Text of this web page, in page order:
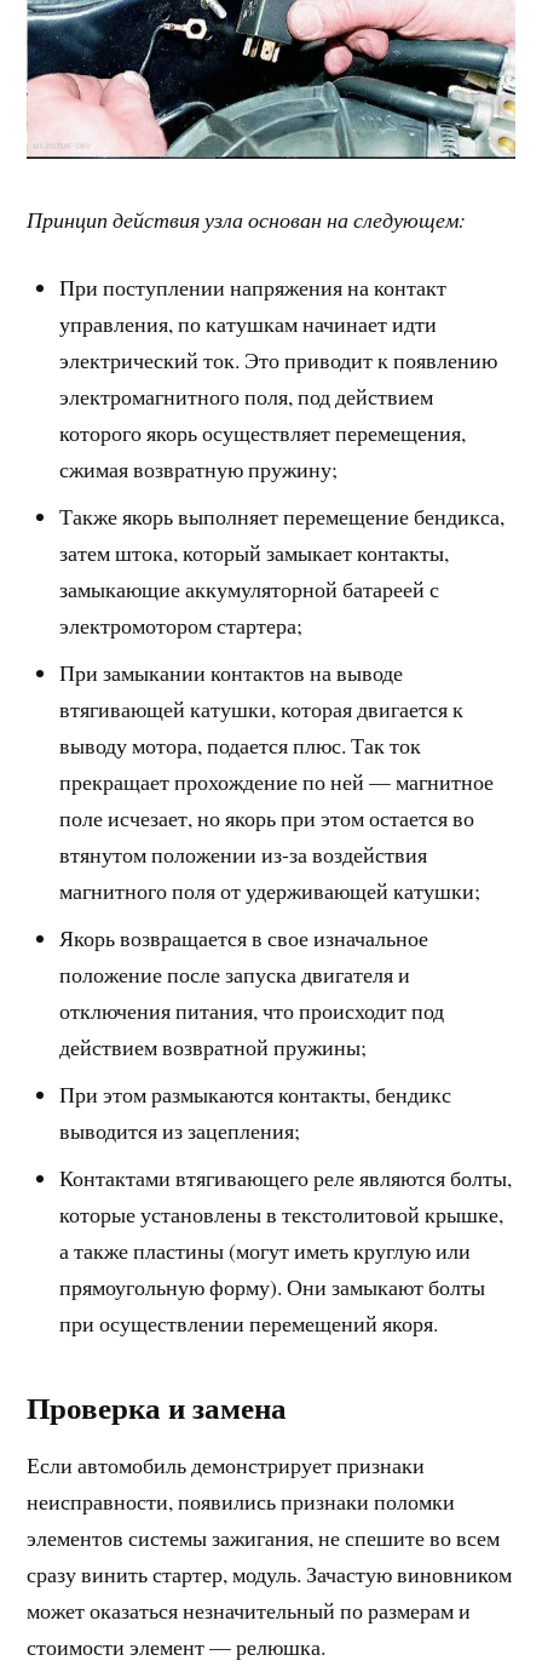
Принцип действия узла основан на следующем:
При поступлении напряжения на контакт
управления, по катушкам начинает идти
электрический ток. Это приводит к появлению
электромагнитного поля, под действием
которого якорь осуществляет перемещения,
сжимая возвратную пружину;
Также якорь выполняет перемещение бендикса,
затем штока, который замыкает контакты,
замыкающие аккумуляторной батареей с
электромотором стартера;
При замыкании контактов на выводе
втягивающей катушки, которая двигается к
выводу мотора, подается плюс. Так ток
прекращает прохождение по ней — магнитное
поле исчезает, но якорь при этом остается во
втянутом положении из-за воздействия
магнитного поля от удерживающей катушки;
Якорь возвращается в свое изначальное
положение после запуска двигателя и
отключения питания, что происходит под
действием возвратной пружины;
При этом размыкаются контакты, бендикс
выводится из зацепления;
Контактами втягивающего реле являются болты,
которые установлены в текстолитовой крышке,
а также пластины (могут иметь круглую или
прямоугольную форму). Они замыкают болты
при осуществлении перемещений якоря.
Проверка и замена
Если автомобиль демонстрирует признаки
неисправности, появились признаки поломки
элементов системы зажигания, не спешите во всем
сразу винить стартер, модуль. Зачастую виновником
может оказаться незначительный по размерам и
стоимости элемент — релюшка.